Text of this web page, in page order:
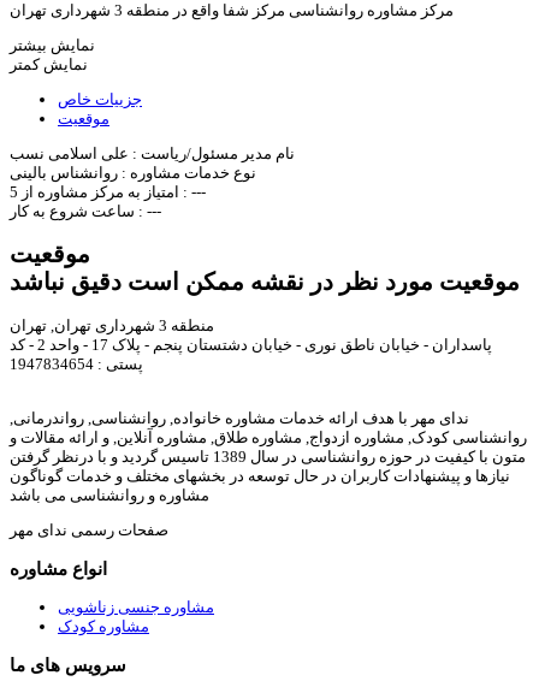
مرکز مشاوره روانشناسی مرکز شفا واقع در منطقه 3 شهرداری تهران
نمایش بیشتر
نمایش کمتر
جزییات خاص
موقعیت
نام مدیر مسئول/ریاست : علی اسلامی نسب
نوع خدمات مشاوره : روانشناس بالینی
امتیاز به مرکز مشاوره از 5 : ---
ساعت شروع به کار : ---
موقعیت
موقعیت مورد نظر در نقشه ممکن است دقیق نباشد
منطقه 3 شهرداری تهران, تهران
پاسداران - خیابان ناطق نوری - خیابان دشتستان پنجم - پلاک 17 - واحد 2 - کد
پستی : 1947834654
ندای مهر با هدف ارائه خدمات مشاوره خانواده, روانشناسی, رواندرمانی,
روانشناسی کودک, مشاوره ازدواج, مشاوره طلاق, مشاوره آنلاین, و ارائه مقالات و
متون با کیفیت در حوزه روانشناسی در سال 1389 تاسیس گردید و با درنظر گرفتن
نیازها و پیشنهادات کاربران در حال توسعه در بخشهای مختلف و خدمات گوناگون
مشاوره و روانشناسی می باشد
صفحات رسمی ندای مهر
انواع مشاوره
مشاوره جنسی زناشویی
مشاوره کودک
سرویس های ما